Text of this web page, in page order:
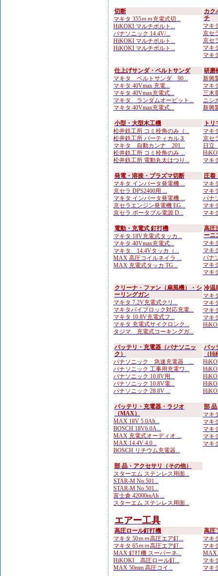
切断
マキタ 355ｍｍ充電式切...
HiKOKI マルチボルト...
パナソニック 14.4V/...
HiKOKI マルチボルト...
HiKOKI マルチボルト...
カク
チ
マキ
京セ
京セ
マキ
マキ
仕上げサンダ・ベルトサンダ
マキタ ベルトサンダ 90...
マキタ 40Vmax 充電...
マキタ 40Vmax充電式...
マキタ ランダムオービット...
マキタ 40Vmax充電式...
研磨
新興
マキ
三木
ニシ
新興
小型・大型木工機
松井鉄工所 コミ栓角のみ（...
松井鉄工所 バーティカル３
マキタ 自動カンナ 201...
松井鉄工所 コミ栓角のみ ...
松井鉄工所 電動丸太はつり...
ト
マキ
京セ
日
マキ
発電・溶接・プラズマ切断
マキタ インバータ発電機 ...
京セラ DPS2400用 ...
マキタ インバータ発電機 ...
京セラエンジン発電機 EG...
京セラ ポータブル電源 D...
圧着
マキ
マキ
パナ
マキ
マキ
電動・充電式 釘打機
マキタ 18V充電式タッカ...
マキタ 40Vmax充電式...
マキタ 14.4Vタッカ（...
MAX 高圧コイルネイラ ...
MAX 充電式タッカ TG...
高圧
ーニ
マキ
マキ
パナ
マキ
マキ
クリーナ・ファン（扇風機）・シ
ーリングガン
マキタ 7.2V充電式クリ...
マキタパイプロック対応充電...
マキタ 10.8V充電式フ...
マキタ 充電式サイクロンク...
タジマ 充電式コーキングガ...
冷温
マキ
マキ
マキ
マキ
バッテリ・充電器（パナソニッ
ク）
パナソニック 急速充電器 ...
パナソニック 工事用充電ワ...
パナソニック 10.8V用...
パナソニック 10.8V電...
パナソニック 28.8V ...
バッ
（
バッテリ・充電器・ラジオ
（MAX）
MAX 18V 5.0Ah...
BOSCH 18V6.0A...
MAX 充電式オーディオ ...
MAX 14.4V 4.0...
BOSCH リチウム充電器...
部
マキ
マキ
マキ
マキ
マキ
部 品・アクセサリ（その他）
スターエム ステンレス用面...
STAR-M No.501...
STAR-M No.501...
富士倉 42000mAh ...
スターエム ステンレス用面...
エアー工具
高圧ロール釘打機
マキタ 50ｍｍ高圧エア釘...
マキタ 65ｍｍ高圧エア釘...
MAX 釘打機 スーパーネ...
HiKOKI 高圧ロール釘...
MAX 50mm 高圧コイ...
高圧
マキ
マキ
MAX
マキ
マキ